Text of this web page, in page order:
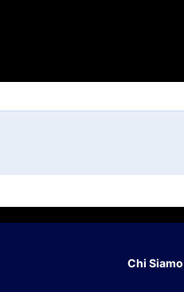
Chi Siamo